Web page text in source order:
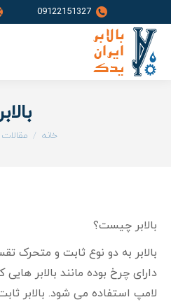
09122151327
شما اینجا
خانه مقالات
بالابر چیست؟
بالابر به دو نوع ثابت و متحرک
دارای چرخ بوده مانند بالابر
لامپ استفاده می شود. بالابر